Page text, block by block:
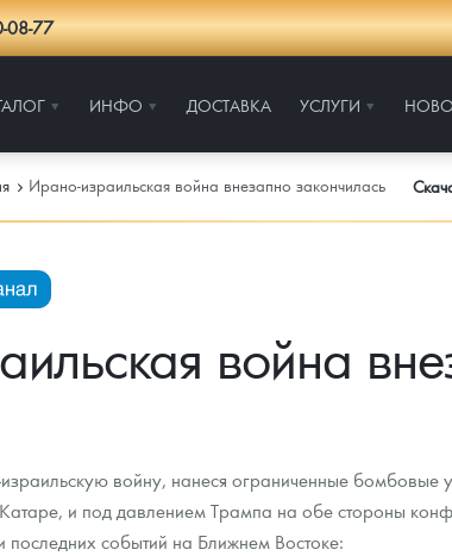
08-77
ИНФО ДОСТАВКА УСЛУГИ
Ирано-израильская война внезапно закончилась
война
войну, нанеся ограниченные
и под давлением Трампа на обе стороны
последних событий на Ближнем Востоке: